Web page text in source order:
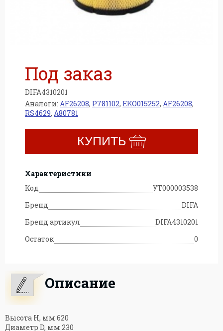
Под заказ
DIFA4310201
Аналоги: AF26208, P781102, EKO015252, AF26208,
RS4629, A80781
КУПИТЬ
Характеристики
Код
УТ000003538
Бренд
DIFA
Бренд артикул
DIFA4310201
Остаток
0
Описание
Высота H, мм 620
Диаметр D, мм 230